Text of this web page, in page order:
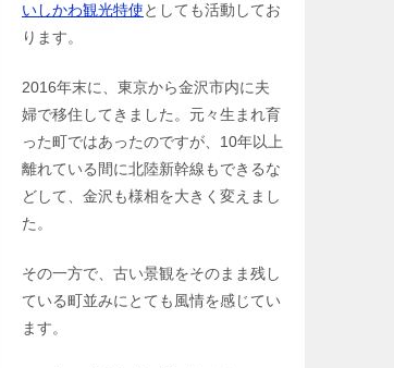
いしかわ観光特使としても活動してお
ります。
2016年末に、東京から金沢市内に夫
婦で移住してきました。元々生まれ育
った町ではあったのですが、10年以上
離れている間に北陸新幹線もできるな
どして、金沢も様相を大きく変えまし
た。
その一方で、古い景観をそのまま残し
ている町並みにとても風情を感じてい
ます。